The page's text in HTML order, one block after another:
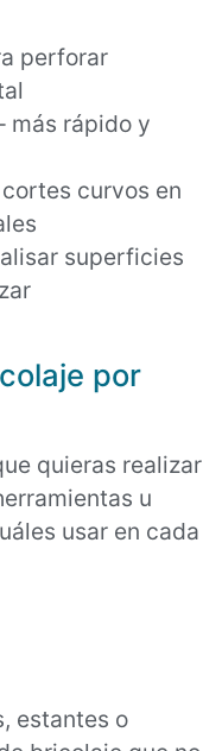
perforar
más rápido y
curvos en
superficies
por
quieras realizar
u
usar en cada
estantes o